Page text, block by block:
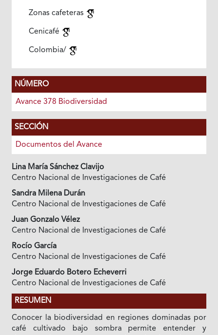
Zonas cafeteras
Cenicafé
Colombia/
NÚMERO
Avance 378 Biodiversidad
SECCIÓN
Documentos del Avance
Lina María Sánchez Clavijo
Centro Nacional de Investigaciones de Café
Sandra Milena Durán
Centro Nacional de Investigaciones de Café
Juan Gonzalo Vélez
Centro Nacional de Investigaciones de Café
Rocío García
Centro Nacional de Investigaciones de Café
Jorge Eduardo Botero Echeverri
Centro Nacional de Investigaciones de Café
RESUMEN
Conocer la biodiversidad en regiones dominadas por
café cultivado bajo sombra permite entender y